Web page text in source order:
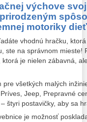
výchove
motoriky
vhodnú hračku,
ste na správnom mieste!
ktorá je nielen zábavná,
všetkých malých
Jeep, Prepravné
štyri postavičky, aby sa
je možnosť